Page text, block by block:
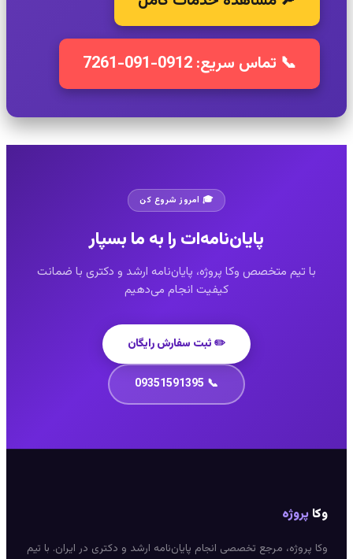
📞 تماس سریع: 0912-091-7261
🎓 امروز شروع کن
پایان‌نامه‌ات را به ما بسپار
با تیم متخصص وکا پروژه، پایان‌نامه ارشد و دکتری با ضمانت
کیفیت انجام می‌دهیم
✏️ ثبت سفارش رایگان
📞 09351591395
وکا پروژه
وکا پروژه، مرجع تخصصی انجام پایان‌نامه ارشد و دکتری در ایران. با تیم